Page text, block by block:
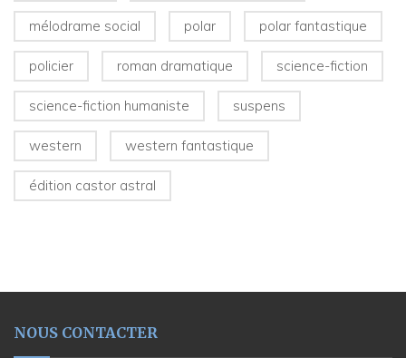
mélodrame social polar polar fantastique
policier roman dramatique science-fiction
science-fiction humaniste suspens
western western fantastique
édition castor astral
NOUS CONTACTER